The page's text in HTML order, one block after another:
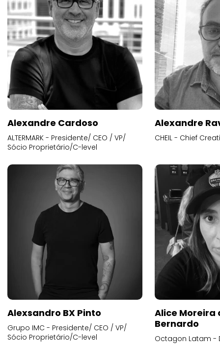
Alexandre Cardoso
ALTERMARK - Presidente/ CEO / VP/
Sócio Proprietário/C-level
Alexandre
CHEIL - Chief
Alexsandro BX Pinto
Grupo IMC - Presidente/ CEO / VP/
Sócio Proprietário/C-level
Alice
Bernardo
Octagon Latam -